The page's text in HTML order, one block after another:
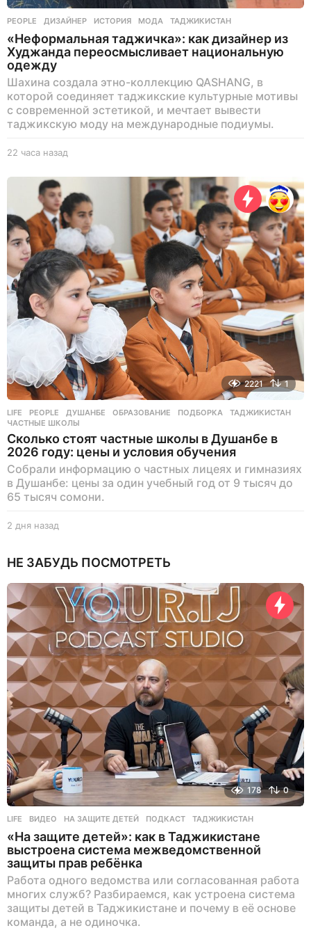
PEOPLE ДИЗАЙНЕР ,ИСТОРИЯ ,МОДА ,ТАДЖИКИСТАН
«Неформальная таджичка»: как дизайнер из
Худжанда переосмысливает национальную
одежду
Шахина создала этно-коллекцию QASHANG, в
которой соединяет таджикские культурные мотивы
с современной эстетикой, и мечтает вывести
таджикскую моду на международные подиумы.
22 часа назад
ч
а
а
н
а
з
а
д
2221 1
LIFE ,PEOPLE ДУШАНБЕ ,ОБРАЗОВАНИЕ ,ПОДБОРКА ,ТАДЖИКИСТАН
ЧАСТНЫЕ ШКОЛЫ
Сколько стоят частные школы в Душанбе в
2026 году: цены и условия обучения
Собрали информацию о частных лицеях и гимназиях
в Душанбе: цены за один учебный год от 9 тысяч до
65 тысяч сомони.
2 дня назад
я
а
з
д
НЕ ЗАБУДЬ ПОСМОТРЕТЬ
178 0
LIFE ВИДЕО ,НА ЗАЩИТЕ ДЕТЕЙ ,ПОДКАСТ ,ТАДЖИКИСТАН
«На защите детей»: как в Таджикистане
выстроена система межведомственной
защиты прав ребёнка
Работа одного ведомства или согласованная работа
многих служб? Разбираемся, как устроена система
защиты детей в Таджикистане и почему в её основе
команда, а не одиночка.